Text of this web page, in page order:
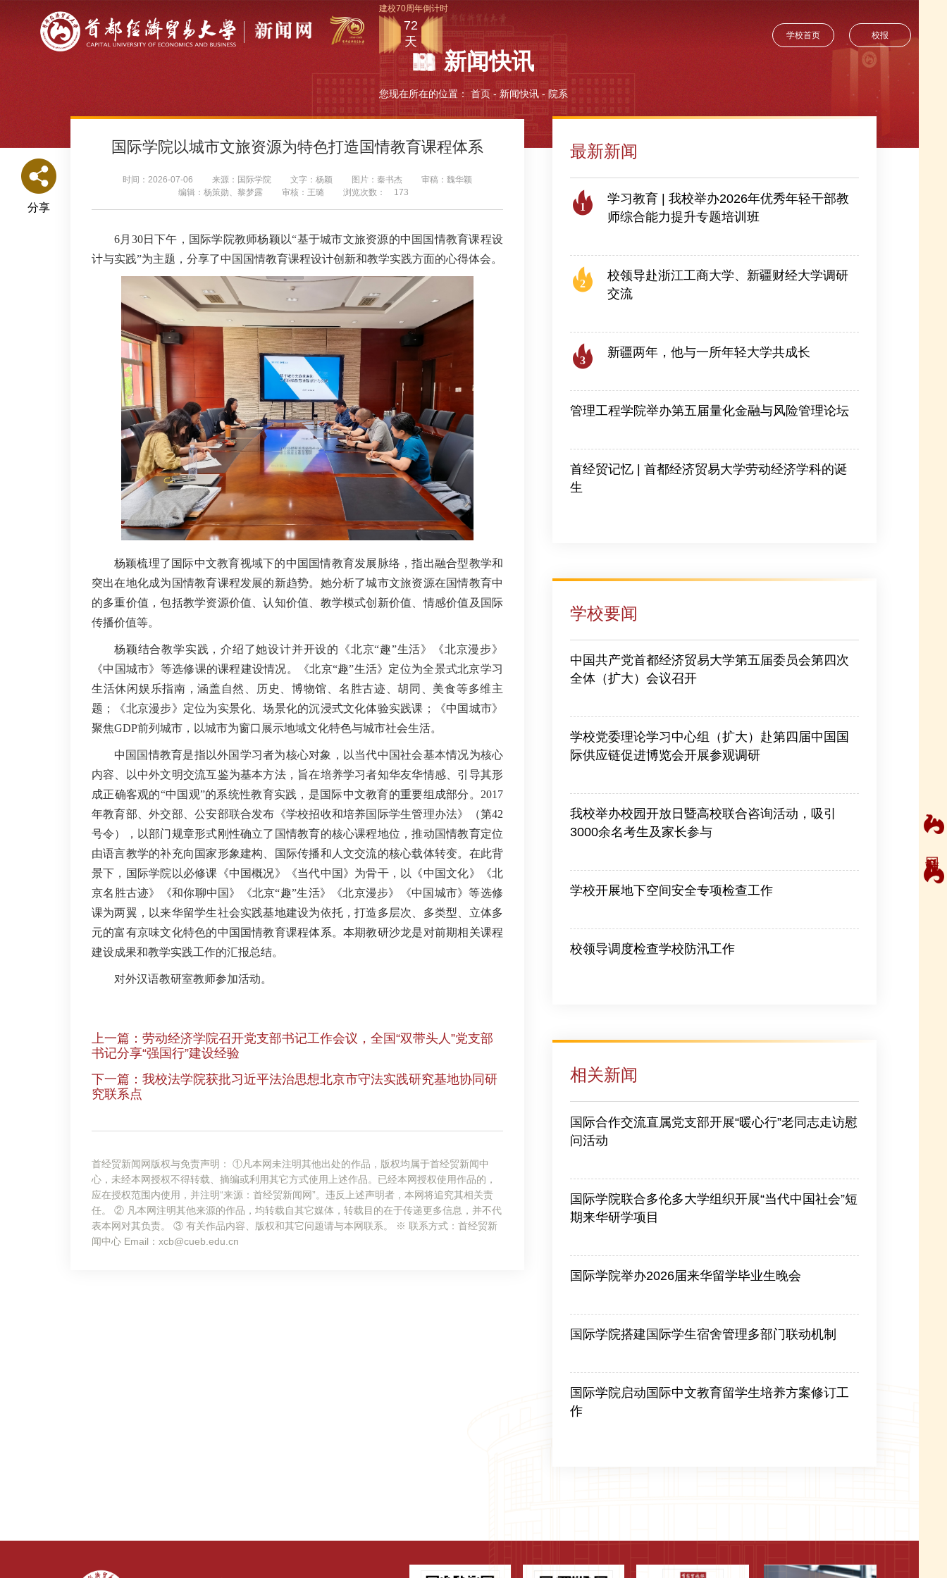
学校首页 校报
建校70周年倒计时
72
天
新闻快讯
您现在所在的位置：首页-新闻快讯-院系
国际学院以城市文旅资源为特色打造国情教育课程体系
时间：2026-07-06 来源：国际学院 文字：杨颖 图片：秦书杰
审稿：魏华颖
编辑：杨策勋、黎梦露
审核：王璐 浏览次数： 173
6月30日下午，国际学院教师杨颖以“基于城市文旅资源的中国国情教育课程设
计与实践”为主题，分享了中国国情教育课程设计创新和教学实践方面的心得体会。
杨颖梳理了国际中文教育视域下的中国国情教育发展脉络，指出融合型教学和
突出在地化成为国情教育课程发展的新趋势。她分析了城市文旅资源在国情教育中
的多重价值，包括教学资源价值、认知价值、教学模式创新价值、情感价值及国际
传播价值等。
杨颖结合教学实践，介绍了她设计并开设的《北京“趣”生活》《北京漫步》
《中国城市》等选修课的课程建设情况。《北京“趣”生活》定位为全景式北京学习
生活休闲娱乐指南，涵盖自然、历史、博物馆、名胜古迹、胡同、美食等多维主
题；《北京漫步》定位为实景化、场景化的沉浸式文化体验实践课；《中国城市》
聚焦GDP前列城市，以城市为窗口展示地域文化特色与城市社会生活。
中国国情教育是指以外国学习者为核心对象，以当代中国社会基本情况为核心
内容、以中外文明交流互鉴为基本方法，旨在培养学习者知华友华情感、引导其形
成正确客观的“中国观”的系统性教育实践，是国际中文教育的重要组成部分。2017
年教育部、外交部、公安部联合发布《学校招收和培养国际学生管理办法》（第42
号令），以部门规章形式刚性确立了国情教育的核心课程地位，推动国情教育定位
由语言教学的补充向国家形象建构、国际传播和人文交流的核心载体转变。在此背
景下，国际学院以必修课《中国概况》《当代中国》为骨干，以《中国文化》《北
京名胜古迹》《和你聊中国》《北京“趣”生活》《北京漫步》《中国城市》等选修
课为两翼，以来华留学生社会实践基地建设为依托，打造多层次、多类型、立体多
元的富有京味文化特色的中国国情教育课程体系。本期教研沙龙是对前期相关课程
建设成果和教学实践工作的汇报总结。
对外汉语教研室教师参加活动。
分享
上一篇：劳动经济学院召开党支部书记工作会议，全国“双带头人”党支部
书记分享“强国行”建设经验
下一篇：我校法学院获批习近平法治思想北京市守法实践研究基地协同研
究联系点
首经贸新闻网版权与免责声明： ①凡本网未注明其他出处的作品，版权均属于首经贸新闻中
心，未经本网授权不得转载、摘编或利用其它方式使用上述作品。已经本网授权使用作品的，
应在授权范围内使用，并注明“来源：首经贸新闻网”。违反上述声明者，本网将追究其相关责
任。 ② 凡本网注明其他来源的作品，均转载自其它媒体，转载目的在于传递更多信息，并不代
表本网对其负责。 ③ 有关作品内容、版权和其它问题请与本网联系。 ※ 联系方式：首经贸新
闻中心 Email：xcb@cueb.edu.cn
最新新闻
1
学习教育 | 我校举办2026年优秀年轻干部教
师综合能力提升专题培训班
2
校领导赴浙江工商大学、新疆财经大学调研
交流
3
新疆两年，他与一所年轻大学共成长
管理工程学院举办第五届量化金融与风险管理论坛
首经贸记忆 | 首都经济贸易大学劳动经济学科的诞
生
学校要闻
中国共产党首都经济贸易大学第五届委员会第四次
全体（扩大）会议召开
学校党委理论学习中心组（扩大）赴第四届中国国
际供应链促进博览会开展参观调研
我校举办校园开放日暨高校联合咨询活动，吸引
3000余名考生及家长参与
学校开展地下空间安全专项检查工作
校领导调度检查学校防汛工作
相关新闻
国际合作交流直属党支部开展“暖心行”老同志走访慰
问活动
国际学院联合多伦多大学组织开展“当代中国社会”短
期来华研学项目
国际学院举办2026届来华留学毕业生晚会
国际学院搭建国际学生宿舍管理多部门联动机制
国际学院启动国际中文教育留学生培养方案修订工
作